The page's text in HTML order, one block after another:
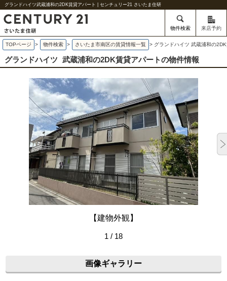
グランドハイツ武蔵浦和の2DK賃貸アパート | センチュリー21 さいたま住研
物件検索 来店予約
TOPページ > 物件検索 > さいたま市南区の賃貸情報一覧 > グランドハイツ 武蔵浦和の
グランドハイツ 武蔵浦和の2DK賃貸アパートの物件情報
【建物外観】
1 / 18
画像ギャラリー